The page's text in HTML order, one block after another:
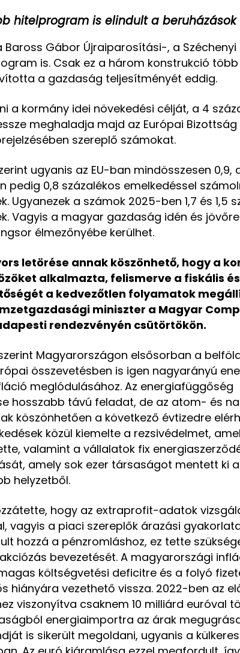
hitelprogram is elindult a beruházások
Baross Gábor Újraiparosítási-, a
is. Csak ez a három konstrukció
a gazdaság teljesítményét eddig.
a kormány idei növekedési célját, a 4
meghaladja majd az Európai Bizottság
szereplő számokat.
ugyanis az EU-ban mindösszesen 0,9,
pedig 0,8 százalékos emelkedéssel
Ugyanezek a számok 2025-ben 1,7 és 1,5
Vagyis a magyar gazdaság idén és
élmezőnyébe kerülhet.
letörése annak köszönhető, hogy a
alkalmazta, felismerve a fiskális
a kedvezőtlen folyamatok
miniszter a Magyar
rendezvényén csütörtökön.
Magyarországon elsősorban a
összevetésben is igen nagyarányú
meglódulásához. Az energiafüggőség
hosszabb távú feladat, de az atom- és
köszönhetően a következő évtizedre
közül kiemelte a rezsivédelmet,
valamint a vállalatok fix
amely sok ezer társaságot mentett ki
helyzetből.
hogy az extraprofit-adatok
vagyis a piaci szereplők árazási
hozzá a pénzromláshoz, ez tette
bevezetését. A magyarországi
költségvetési deficitre és a folyó
hiányára vezethető vissza. 2022-ben az
viszonyítva csaknem 10 milliárd euróval
energiaimportra az árak
is sikerült megoldani, ugyanis a